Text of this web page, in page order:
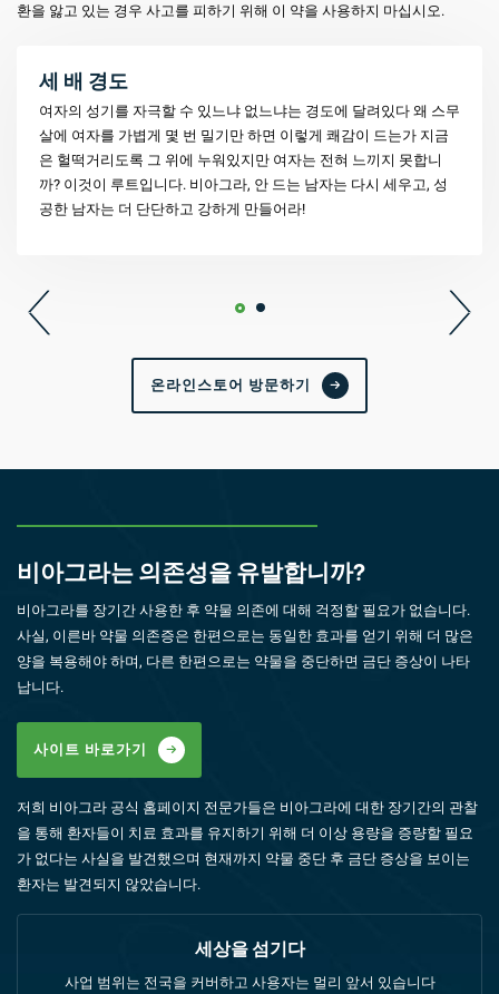
환을 앓고 있는 경우 사고를 피하기 위해 이 약을 사용하지 마십시오.
세 배 경도
여자의 성기를 자극할 수 있느냐 없느냐는 경도에 달려있다 왜 스무
살에 여자를 가볍게 몇 번 밀기만 하면 이렇게 쾌감이 드는가 지금
은 헐떡거리도록 그 위에 누워있지만 여자는 전혀 느끼지 못합니
까? 이것이 루트입니다. 비아그라, 안 드는 남자는 다시 세우고, 성
공한 남자는 더 단단하고 강하게 만들어라!
온라인스토어 방문하기
비아그라는 의존성을 유발합니까?
비아그라를 장기간 사용한 후 약물 의존에 대해 걱정할 필요가 없습니다.
사실, 이른바 약물 의존증은 한편으로는 동일한 효과를 얻기 위해 더 많은
양을 복용해야 하며, 다른 한편으로는 약물을 중단하면 금단 증상이 나타
납니다.
사이트 바로가기
저희 비아그라 공식 홈페이지 전문가들은 비아그라에 대한 장기간의 관찰
을 통해 환자들이 치료 효과를 유지하기 위해 더 이상 용량을 증량할 필요
가 없다는 사실을 발견했으며 현재까지 약물 중단 후 금단 증상을 보이는
환자는 발견되지 않았습니다.
세상을 섬기다
사업 범위는 전국을 커버하고 사용자는 멀리 앞서 있습니다